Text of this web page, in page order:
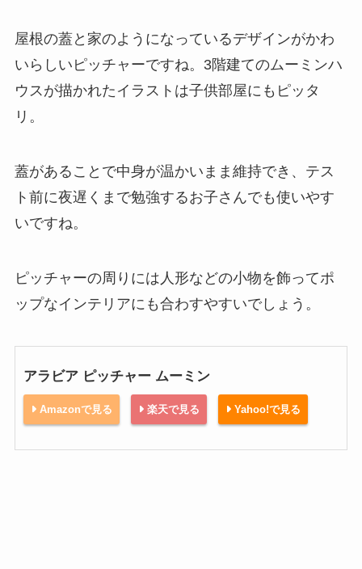
屋根の蓋と家のようになっているデザインがかわ
いらしいピッチャーですね。3階建てのムーミンハ
ウスが描かれたイラストは子供部屋にもピッタ
リ。
蓋があることで中身が温かいまま維持でき、テス
ト前に夜遅くまで勉強するお子さんでも使いやす
いですね。
ピッチャーの周りには人形などの小物を飾ってポ
ップなインテリアにも合わすやすいでしょう。
アラビア ピッチャー ムーミン
Amazonで見る 楽天で見る Yahoo!で見る